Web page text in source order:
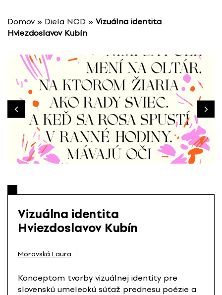
Domov » Diela NCD » Vizuálna identita
Hviezdoslavov Kubín
Vizuálna identita
Hviezdoslavov Kubín
Morovská Laura
Konceptom tvorby vizuálnej identity pre
slovenskú umeleckú súťaž prednesu poézie a